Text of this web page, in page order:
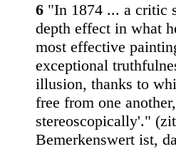
6 "In 1874 ... a critic
depth effect in what
most effective
exceptional
illusion, thanks to
free from one
stereoscopically'."
Bemerkenswert ist,